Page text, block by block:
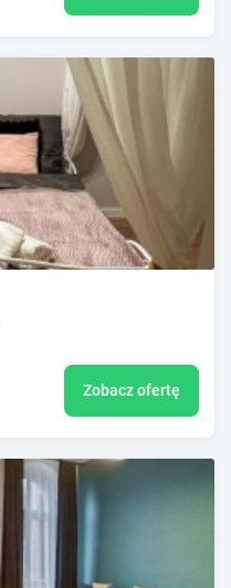
Zobacz ofertę